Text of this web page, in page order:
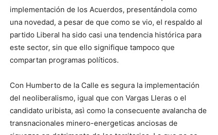
implementación de los Acuerdos, presentándola como
una novedad, a pesar de que como se vio, el respaldo al
partido Liberal ha sido casi una tendencia histórica para
este sector, sin que ello signifique tampoco que
compartan programas políticos.
Con Humberto de la Calle es segura la implementación
del neoliberalismo, igual que con Vargas Lleras o el
candidato uribista, asì como la consecuente avalancha de
transnacionales minero-energeticas anciosas de